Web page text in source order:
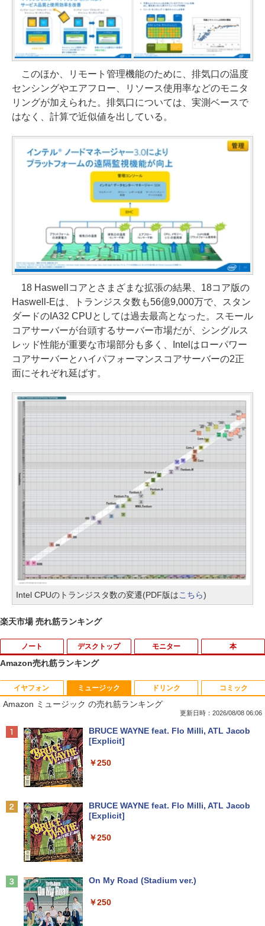
このほか、リモート管理機能のために、排気口の温度
センシングやエアフロー、リソース使用率などのモニタ
リングが加えられた。排気口については、実測ベースで
はなく、計算で近似値を出している。
18 Haswellコアとさまざまな拡張の結果、18コア版の
Haswell-Eは、トランジスタ数も56億9,000万で、スタン
ダードのIA32 CPUとしては過去最高となった。スモール
コアサーバーが台頭するサーバー市場だが、シングルス
レッド性能が重要な市場部分も多く、Intelはローパワー
コアサーバーとハイパフォーマンスコアサーバーの2正
面にそれぞれ延ばす。
Intel CPUのトランジスタ数の変遷(PDF版はこちら)
楽天市場 売れ筋ランキング
ノート デスクトップ モニター 本
1
妹は知っている（8） 【電子限定特典つ
き】 【電子書籍】[ 雁木万里 ]
￥792
ィーメンバーと世界に復讐＆『ざま
ぁ！』します！【電子書籍】
￥792
バムとケロのデイブック Bam and Ker
Amazon売れ筋ランキング
イヤフォン
Anker Soundcore P40i オフホワイト
Anker Soundcore P31i ブラック
Anker Soundcore Liberty 5 ミッドナイトブ
ミュージック
Amazon ミュージック の売れ筋ランキング
更新日時：2026/08/08 06:06
BRUCE WAYNE feat. Flo Milli, ATL Jacob
[Explicit]
￥250
BRUCE WAYNE feat. Flo Milli, ATL Jacob
[Explicit]
￥250
On My Road (Stadium ver.)
￥250
ドリンク コミック